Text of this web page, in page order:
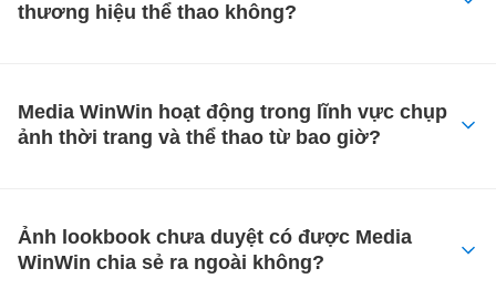
thương hiệu thể thao không?
Media WinWin hoạt động trong lĩnh vực chụp
ảnh thời trang và thể thao từ bao giờ?
Ảnh lookbook chưa duyệt có được Media
WinWin chia sẻ ra ngoài không?